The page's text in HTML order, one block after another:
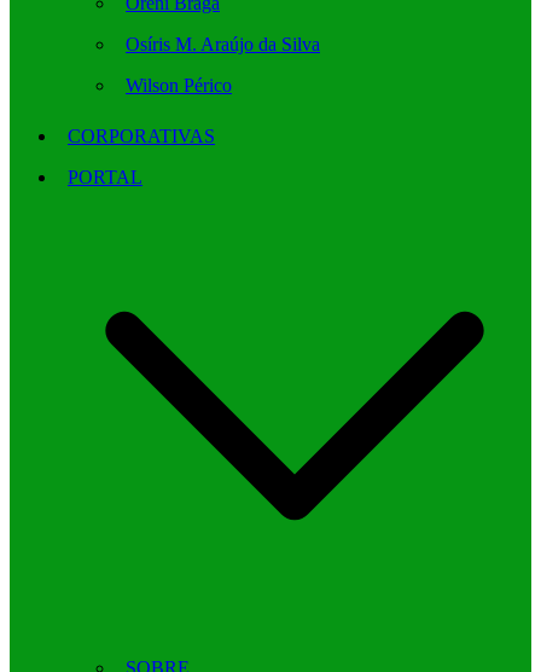
Osíris M. Araújo da Silva
Wilson Périco
CORPORATIVAS
PORTAL